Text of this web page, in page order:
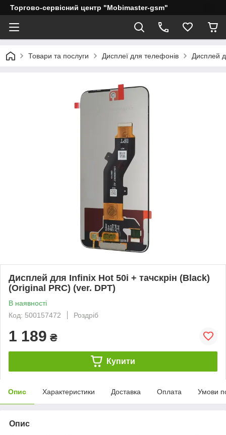
Торгово-сервісний центр "Mobimaster-gsm"
Товари та послуги Дисплеї для телефонів Дисплей
Дисплей для Infinix Hot 50i + тачскрін (Black)
(Original PRC) (ver. DPT)
В наявності
Код: 500157472
Роздріб
1 189 ₴
Купити
Опис Характеристики Доставка Оплата Умови
Опис